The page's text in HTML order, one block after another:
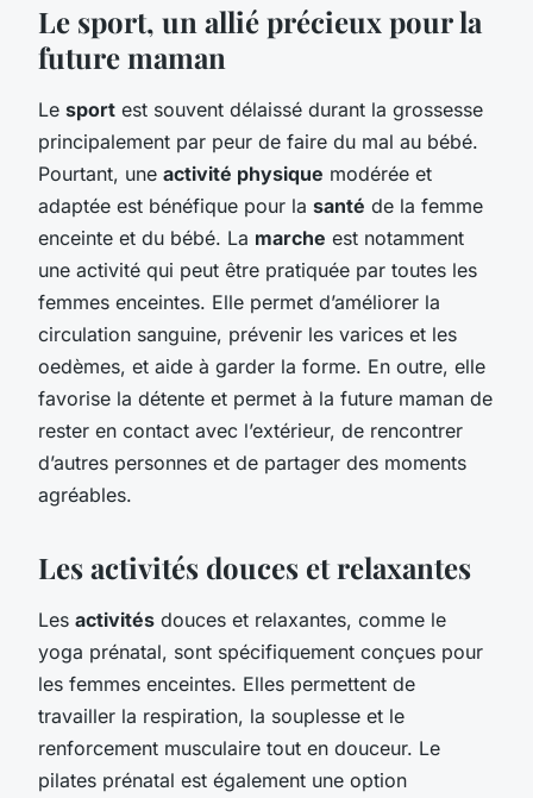
Le sport, un allié précieux pour la
future maman
Le sport est souvent délaissé durant la grossesse
principalement par peur de faire du mal au bébé.
Pourtant, une activité physique modérée et
adaptée est bénéfique pour la santé de la femme
enceinte et du bébé. La marche est notamment
une activité qui peut être pratiquée par toutes les
femmes enceintes. Elle permet d’améliorer la
circulation sanguine, prévenir les varices et les
oedèmes, et aide à garder la forme. En outre, elle
favorise la détente et permet à la future maman de
rester en contact avec l’extérieur, de rencontrer
d’autres personnes et de partager des moments
agréables.
Les activités douces et relaxantes
Les activités douces et relaxantes, comme le
yoga prénatal, sont spécifiquement conçues pour
les femmes enceintes. Elles permettent de
travailler la respiration, la souplesse et le
renforcement musculaire tout en douceur. Le
pilates prénatal est également une option